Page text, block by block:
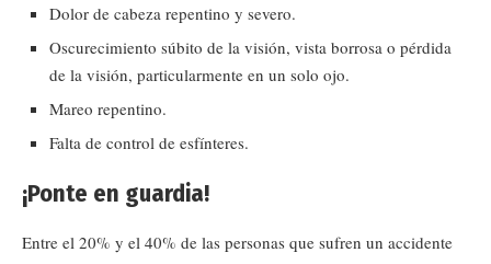
Dolor de cabeza repentino y severo.
Oscurecimiento súbito de la visión, vista borrosa o pérdida
de la visión, particularmente en un solo ojo.
Mareo repentino.
Falta de control de esfínteres.
¡Ponte en guardia!
Entre el 20% y el 40% de las personas que sufren un accidente